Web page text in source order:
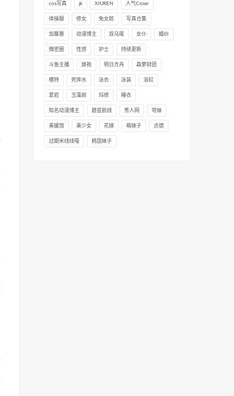
cos写真 jk XIUREN 人气Coser
体操服 修女 兔女郎 写真合集
加藤惠 动漫博主 双马尾 女仆 婚纱
微密圈 性感 护士 持续更新
斗鱼主播 旗袍 明日方舟 森萝财团
模特 死库水 泳衣 泳装 浴缸
爱宕 玉藻前 玛修 睡衣
知名动漫博主 碧蓝航线 秀人网 穹妹
美媛馆 美少女 花嫁 萌妹子 贞德
过期米线线喵 韩国妹子